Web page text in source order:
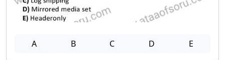
A B C D E